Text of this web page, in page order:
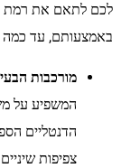
לכם לתאם את רמת
באמצעותם, עד כמה
מורכבות
המשפיע על
הדנטליים
צפיפות